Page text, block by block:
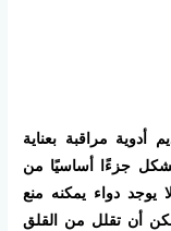
أدوية مراقبة بعناية
جزءًا أساسيًا من
يوجد دواء يمكنه منع
أن تقلل من القلق